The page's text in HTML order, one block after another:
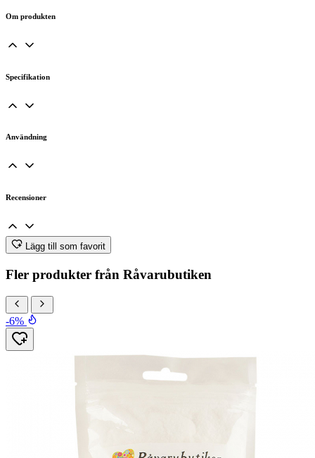
Om produkten
Specifikation
Användning
Recensioner
Lägg till som favorit
Fler produkter från Råvarubutiken
-6%